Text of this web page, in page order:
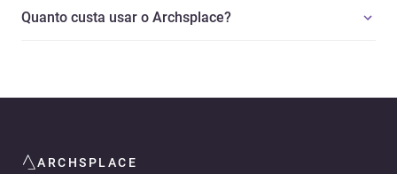
Quanto custa usar o Archsplace?
ARCHSPLACE